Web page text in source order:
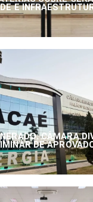
E
CÂMARA
DE